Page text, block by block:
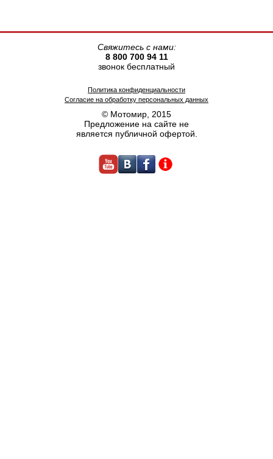
© Мотомир, 2015
Предложение на сайте не
является публичной офертой.
Политика конфиденциальности
Согласие на обработку персональных данных
Свяжитесь с нами:
8 800 700 94 11
звонок бесплатный